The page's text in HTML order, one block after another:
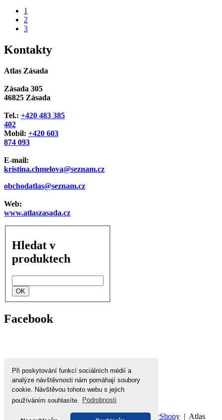
Při poskytování funkcí sociálních médií a
analýze návštěvnosti nám pomáhají soubory
cookie. Návštěvou tohoto webu s jejich
používáním souhlasíte.
Podrobnosti
1
2
3
Kontakty
Atlas Zásada
Zásada 305
46825 Zásada
Tel.: +420 483 385
402
Mobil: +420 603
874 093
E-mail:
kristina.chmelova@seznam.cz
obchodatlas@seznam.cz
Web:
www.atlaszasada.cz
Hledat v
produktech
Facebook
Nahoru Mapa stránek Tisk WebyShopy | Atlas